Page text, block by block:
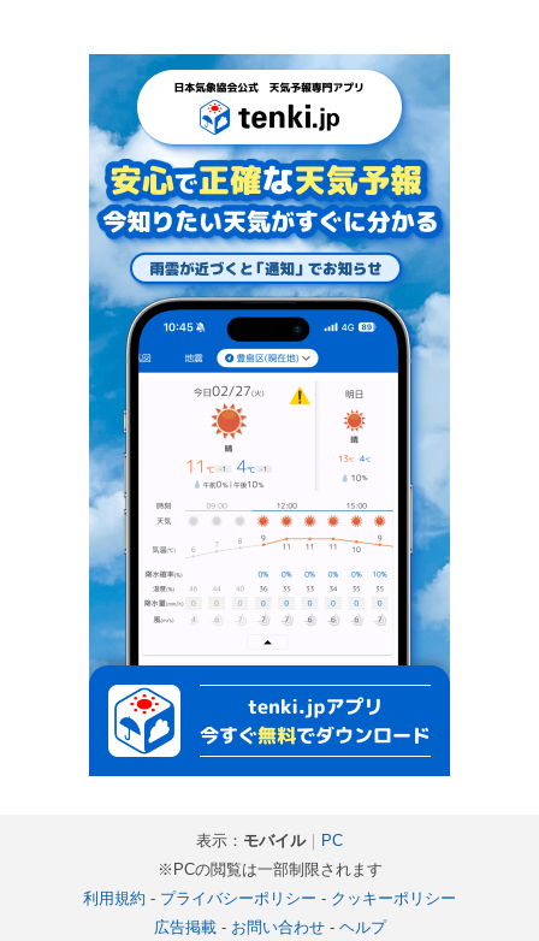
表示： モバイル｜ PC
※PCの閲覧は一部制限されます
利用規約 - プライバシーポリシー - クッキーポリシー
広告掲載- お問い合わせ- ヘルプ